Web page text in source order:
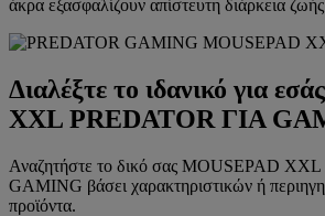
άκρα εξασφαλίζουν απίστευτη διάρκεια
Διαλέξτε το ιδανικό για
XXL PREDATOR ΓΙΑ
Αναζητήστε το δικό σας MOUSEPAD
GAMING βάσει χαρακτηριστικών ή
προϊόντα.